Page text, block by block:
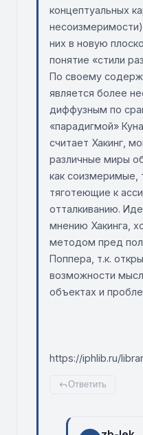
концептуальных
них в новую
понятие «стили
По своему
является более
диффузным по
«парадигмой»
считает Хакинг,
различные миры
как соизмеримые,
тяготеющие к
отталкиванию.
мнению Хакинга,
методом пред
Поппера, т.к.
возможности
объектах и
https://iphlib.ru/
Ответить